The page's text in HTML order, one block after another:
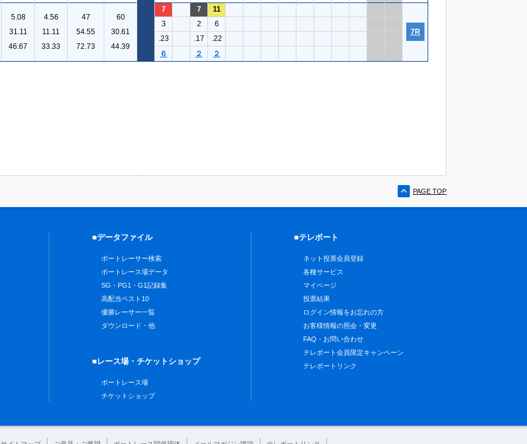
5.08
31.11
46.67
4.56
11.11
33.33
47
54.55
72.73
60
30.61
44.39
7 7 11
7R
3 2
6
.23
.17
.22
６
２ ２
PAGE TOP
■データファイル
ボートレーサー検索
ボートレース場データ
SG・PG1・G1記録集
高配当ベスト10
優勝レーサー一覧
ダウンロード・他
■レース場・チケットショップ
ボートレース場
チケットショップ
■テレボート
ネット投票会員登録
各種サービス
マイページ
投票結果
ログイン情報をお忘れの方
お客様情報の照会・変更
FAQ・お問い合わせ
テレボート会員限定キャンペーン
テレボートリンク